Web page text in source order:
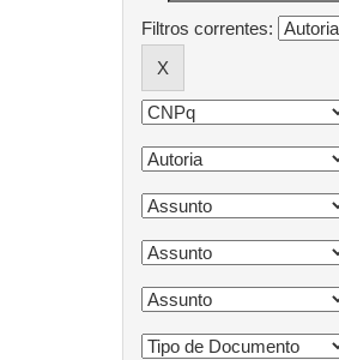
Filtros correntes: